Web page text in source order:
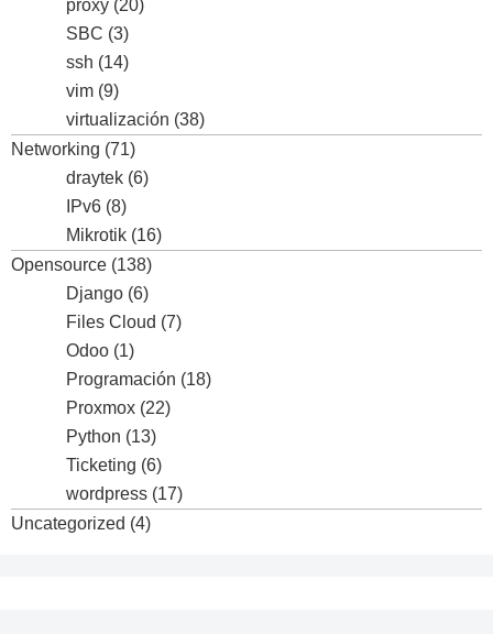
proxy (20)
SBC (3)
ssh (14)
vim (9)
virtualización (38)
Networking (71)
draytek (6)
IPv6 (8)
Mikrotik (16)
Opensource (138)
Django (6)
Files Cloud (7)
Odoo (1)
Programación (18)
Proxmox (22)
Python (13)
Ticketing (6)
wordpress (17)
Uncategorized (4)